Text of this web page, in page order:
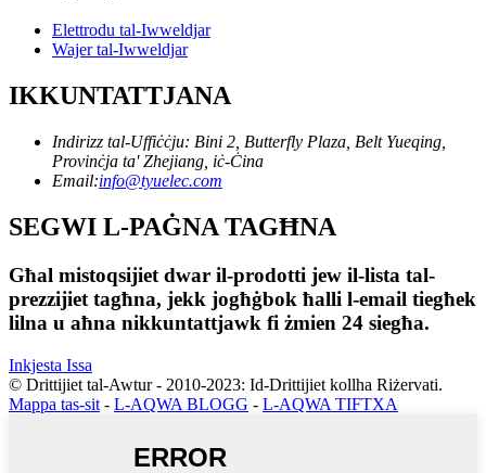
Elettrodu tal-Iwweldjar
Wajer tal-Iwweldjar
IKKUNTATTJANA
Indirizz tal-Uffiċċju: Bini 2, Butterfly Plaza, Belt Yueqing,
Provinċja ta' Zhejiang, iċ-Ċina
Email:info@tyuelec.com
SEGWI L-PAĠNA TAGĦNA
Għal mistoqsijiet dwar il-prodotti jew il-lista tal-
prezzijiet tagħna, jekk jogħġbok ħalli l-email tiegħek
lilna u aħna nikkuntattjawk fi żmien 24 siegħa.
Inkjesta Issa
© Drittijiet tal-Awtur - 2010-2023: Id-Drittijiet kollha Riżervati.
Mappa tas-sit - L-AQWA BLOGG - L-AQWA TIFTXA